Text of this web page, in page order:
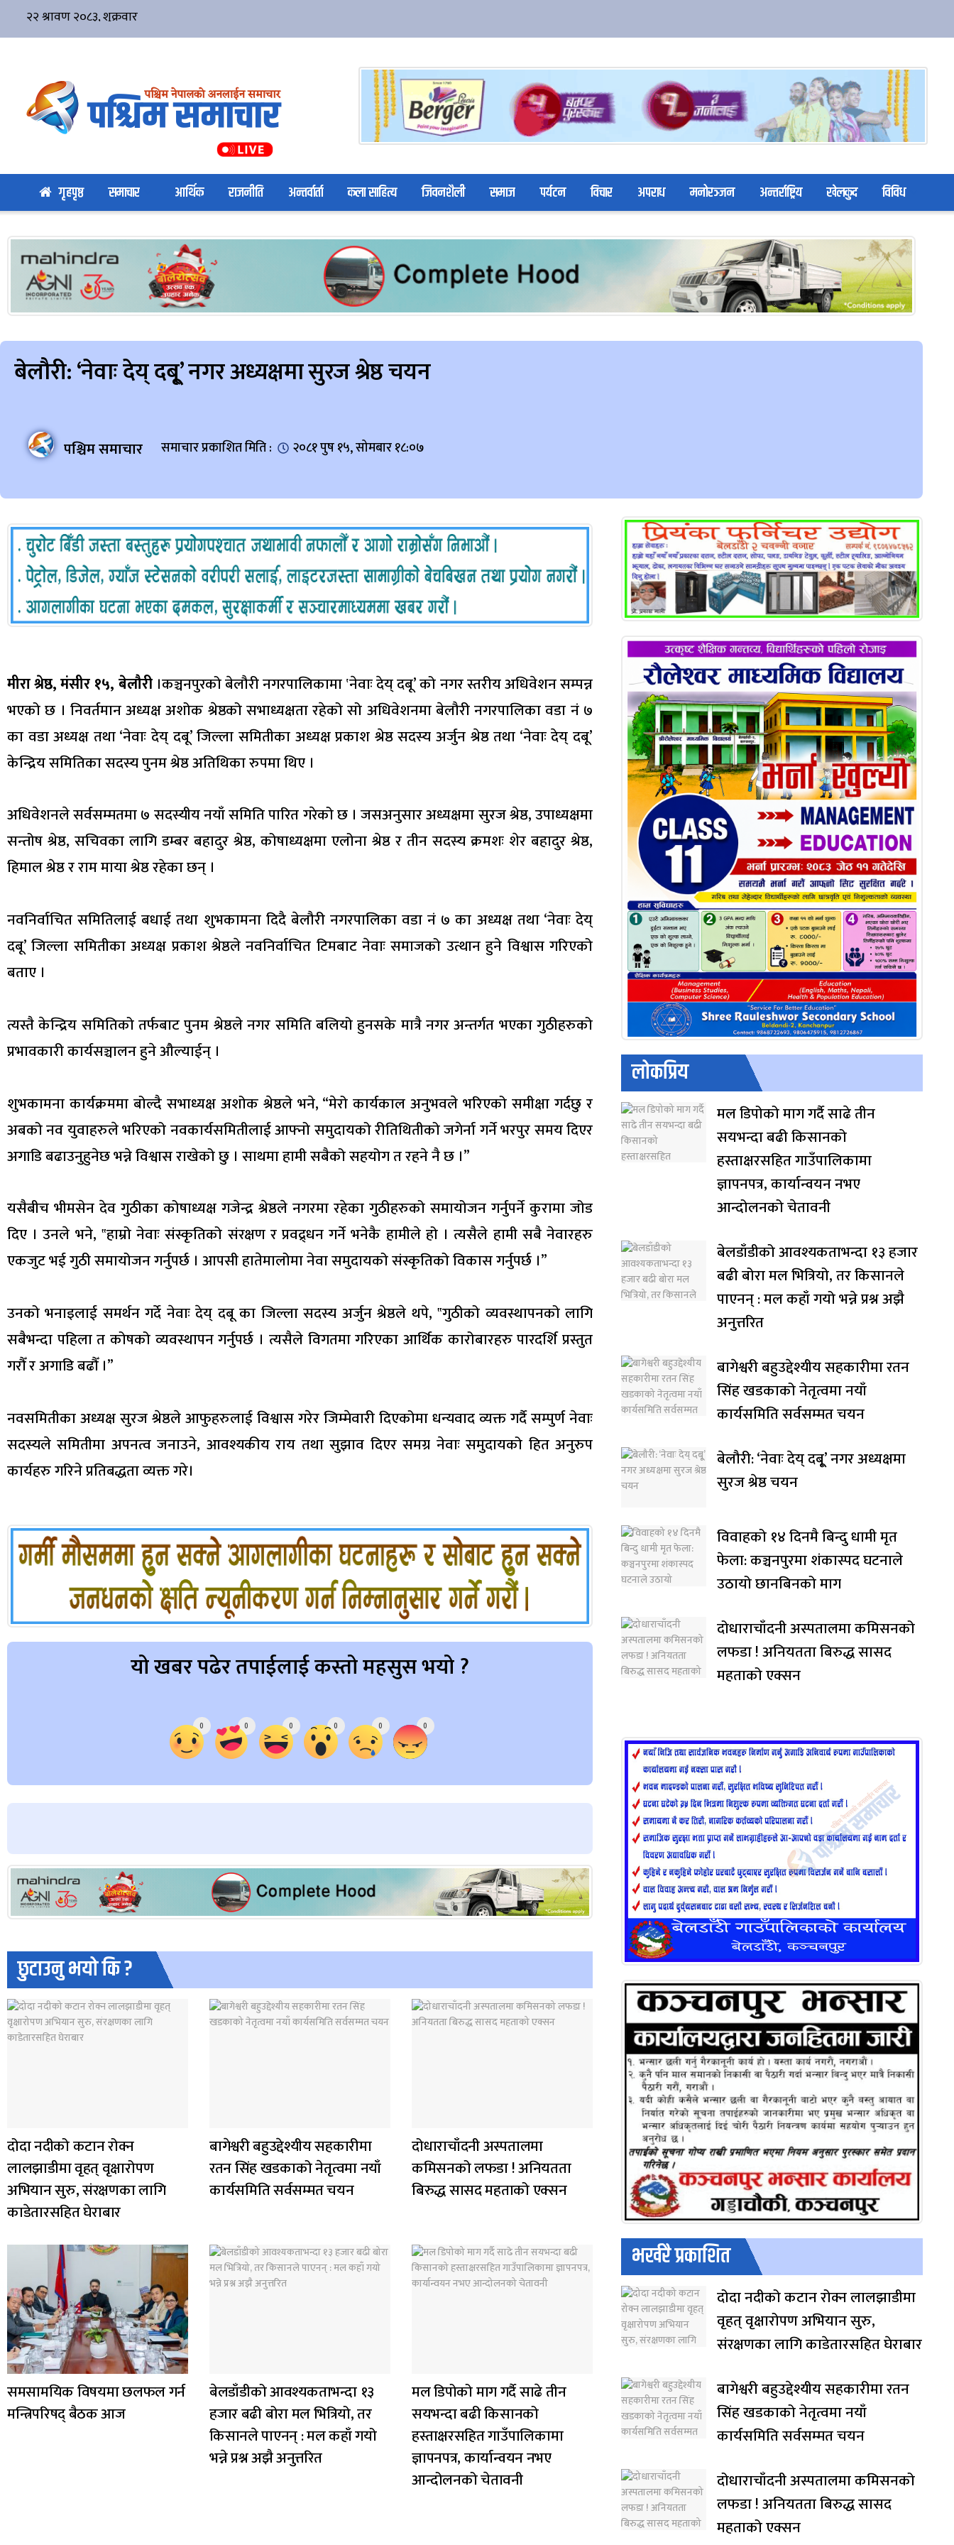
गृहपृष्ठ समाचार आर्थिक राजनीति अन्तर्वार्ता कला साहित्य जिवनशैली समाज पर्यटन विचार अपराध मनोरञ्जन अन्तर्राष्ट्रिय खेलकुद विविध
बेलौरी: ‘नेवाः देय् दबू्’ नगर अध्यक्षमा सुरज श्रेष्ठ चयन
पश्चिम समाचार समाचार प्रकाशित मिति : २०८१ पुष १५, सोमबार १८:०७
मीरा श्रेष्ठ, मंसीर १५, बेलौरी।कञ्चनपुरको बेलौरी नगरपालिकामा ‛नेवाः देय् दबू’ को नगर स्तरीय अधिवेशन सम्पन्न
भएको छ । निवर्तमान अध्यक्ष अशोक श्रेष्ठको सभाध्यक्षता रहेको सो अधिवेशनमा बेलौरी नगरपालिका वडा नं ७
का वडा अध्यक्ष तथा ‘नेवाः देय् दबू’ जिल्ला समितीका अध्यक्ष प्रकाश श्रेष्ठ सदस्य अर्जुन श्रेष्ठ तथा ‘नेवाः देय् दबू’
केन्द्रिय समितिका सदस्य पुनम श्रेष्ठ अतिथिका रुपमा थिए ।
अधिवेशनले सर्वसम्मतमा ७ सदस्यीय नयाँ समिति पारित गरेको छ । जसअनुसार अध्यक्षमा सुरज श्रेष्ठ, उपाध्यक्षमा
सन्तोष श्रेष्ठ, सचिवका लागि डम्बर बहादुर श्रेष्ठ, कोषाध्यक्षमा एलोना श्रेष्ठ र तीन सदस्य क्रमशः शेर बहादुर श्रेष्ठ,
हिमाल श्रेष्ठ र राम माया श्रेष्ठ रहेका छन् ।
नवनिर्वाचित समितिलाई बधाई तथा शुभकामना दिदै बेलौरी नगरपालिका वडा नं ७ का अध्यक्ष तथा ‘नेवाः देय्
दबू’ जिल्ला समितीका अध्यक्ष प्रकाश श्रेष्ठले नवनिर्वाचित टिमबाट नेवाः समाजको उत्थान हुने विश्वास गरिएको
बताए ।
त्यस्तै केन्द्रिय समितिको तर्फबाट पुनम श्रेष्ठले नगर समिति बलियो हुनसके मात्रै नगर अन्तर्गत भएका गुठीहरुको
प्रभावकारी कार्यसञ्चालन हुने औल्याईन् ।
शुभकामना कार्यक्रममा बोल्दै सभाध्यक्ष अशोक श्रेष्ठले भने, “मेरो कार्यकाल अनुभवले भरिएको समीक्षा गर्दछु र
अबको नव युवाहरुले भरिएको नवकार्यसमितीलाई आफ्नो समुदायको रीतिथितीको जगेर्ना गर्ने भरपुर समय दिएर
अगाडि बढाउनुहुनेछ भन्ने विश्वास राखेको छु । साथमा हामी सबैको सहयोग त रहने नै छ ।”
यसैबीच भीमसेन देव गुठीका कोषाध्यक्ष गजेन्द्र श्रेष्ठले नगरमा रहेका गुठीहरुको समायोजन गर्नुपर्ने कुरामा जोड
दिए । उनले भने, ‟हाम्रो नेवाः संस्कृतिको संरक्षण र प्रवद्र्धन गर्ने भनेकै हामीले हो । त्यसैले हामी सबै नेवारहरु
एकजुट भई गुठी समायोजन गर्नुपर्छ । आपसी हातेमालोमा नेवा समुदायको संस्कृतिको विकास गर्नुपर्छ ।”
उनको भनाइलाई समर्थन गर्दे नेवाः देय् दबू का जिल्ला सदस्य अर्जुन श्रेष्ठले थपे, ‟गुठीको व्यवस्थापनको लागि
सबैभन्दा पहिला त कोषको व्यवस्थापन गर्नुपर्छ । त्यसैले विगतमा गरिएका आर्थिक कारोबारहरु पारदर्शि प्रस्तुत
गरौँ र अगाडि बढौँ ।”
नवसमितीका अध्यक्ष सुरज श्रेष्ठले आफुहरुलाई विश्वास गरेर जिम्मेवारी दिएकोमा धन्यवाद व्यक्त गर्दै सम्पुर्ण नेवाः
सदस्यले समितीमा अपनत्व जनाउने, आवश्यकीय राय तथा सुझाव दिएर समग्र नेवाः समुदायको हित अनुरुप
कार्यहरु गरिने प्रतिबद्धता व्यक्त गरे।
यो खबर पढेर तपाईलाई कस्तो महसुस भयो ?
0 0 0 0 0 0
छुटाउनु भयो कि ?
दोदा नदीको कटान रोक्न
लालझाडीमा वृहत् वृक्षारोपण
अभियान सुरु, संरक्षणका लागि
काडेतारसहित घेराबार
बागेश्वरी बहुउद्देश्यीय सहकारीमा
रतन सिंह खडकाको नेतृत्वमा नयाँ
कार्यसमिति सर्वसम्मत चयन
दोधाराचाँदनी अस्पतालमा
कमिसनको लफडा ! अनियतता
बिरुद्ध सासद महताको एक्सन
समसामयिक विषयमा छलफल गर्न
मन्त्रिपरिषद् बैठक आज
बेलडाँडीको आवश्यकताभन्दा १३
हजार बढी बोरा मल भित्रियो, तर
किसानले पाएनन् : मल कहाँ गयो
भन्ने प्रश्न अझै अनुत्तरित
मल डिपोको माग गर्दै साढे तीन
सयभन्दा बढी किसानको
हस्ताक्षरसहित गाउँपालिकामा
ज्ञापनपत्र, कार्यान्वयन नभए
आन्दोलनको चेतावनी
लोकप्रिय
मल डिपोको माग गर्दै साढे तीन
सयभन्दा बढी किसानको
हस्ताक्षरसहित गाउँपालिकामा
ज्ञापनपत्र, कार्यान्वयन नभए
आन्दोलनको चेतावनी
बेलडाँडीको आवश्यकताभन्दा १३ हजार
बढी बोरा मल भित्रियो, तर किसानले
पाएनन् : मल कहाँ गयो भन्ने प्रश्न अझै
अनुत्तरित
बागेश्वरी बहुउद्देश्यीय सहकारीमा रतन
सिंह खडकाको नेतृत्वमा नयाँ
कार्यसमिति सर्वसम्मत चयन
बेलौरी: ‘नेवाः देय् दबू्’ नगर अध्यक्षमा
सुरज श्रेष्ठ चयन
विवाहको १४ दिनमै बिन्दु धामी मृत
फेला: कञ्चनपुरमा शंकास्पद घटनाले
उठायो छानबिनको माग
दोधाराचाँदनी अस्पतालमा कमिसनको
लफडा ! अनियतता बिरुद्ध सासद
महताको एक्सन
भर्खरै प्रकाशित
दोदा नदीको कटान रोक्न लालझाडीमा
वृहत् वृक्षारोपण अभियान सुरु,
संरक्षणका लागि काडेतारसहित घेराबार
बागेश्वरी बहुउद्देश्यीय सहकारीमा रतन
सिंह खडकाको नेतृत्वमा नयाँ
कार्यसमिति सर्वसम्मत चयन
दोधाराचाँदनी अस्पतालमा कमिसनको
लफडा ! अनियतता बिरुद्ध सासद
महताको एक्सन